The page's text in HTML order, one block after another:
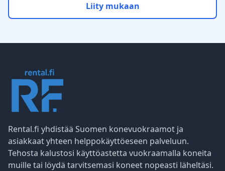
Liity mukaan
Rental.fi yhdistää Suomen konevuokraamot ja
asiakkaat yhteen helppokäyttöeseen palveluun.
Tehosta kalustosi käyttöastetta vuokraamalla koneita
muille tai löydä tarvitsemasi koneet nopeasti läheltäsi.